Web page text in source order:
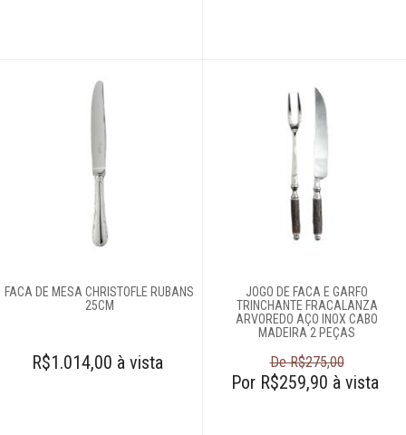
Colheres
Complementos
Espátulas para
manteiga
Facas
Faqueiros
Garfos
Cama e banho
Móveis
FACA DE MESA CHRISTOFLE RUBANS
25CM
R$1.014,00 à vista
JOGO DE FACA E GARFO
TRINCHANTE FRACALANZA
ARVOREDO AÇO INOX CABO
MADEIRA 2 PEÇAS
De R$275,00
Por R$259,90 à vista